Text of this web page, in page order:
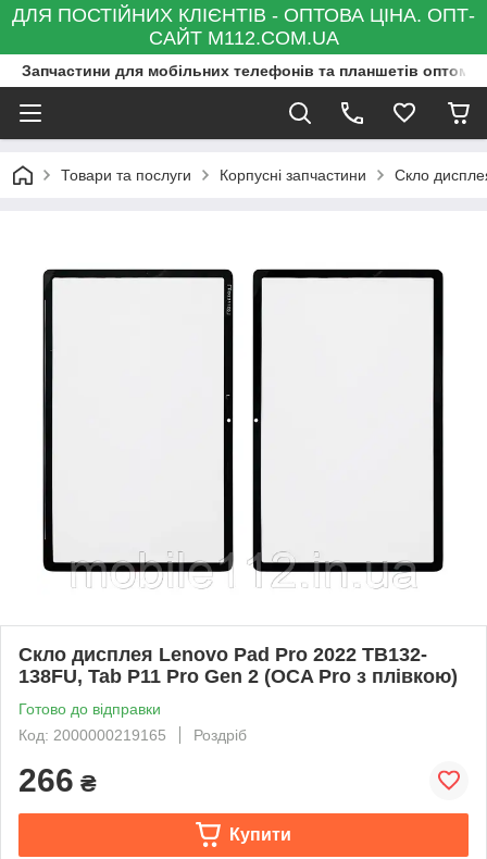
ДЛЯ ПОСТІЙНИХ КЛІЄНТІВ - ОПТОВА ЦІНА. ОПТ-
САЙТ M112.COM.UA
Запчастини для мобільних телефонів та планшетів оптом
Товари та послуги Корпусні запчастини Скло
Скло дисплея Lenovo Pad Pro 2022 TB132-
138FU, Tab P11 Pro Gen 2 (OCA Pro з плівкою)
Готово до відправки
Код: 2000000219165
Роздріб
266 ₴
Купити